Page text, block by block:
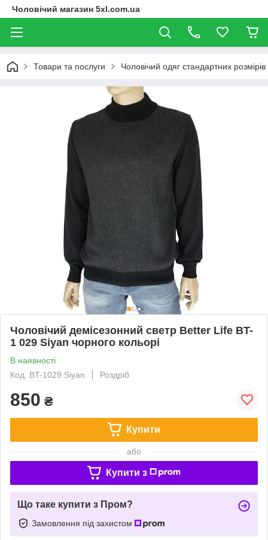
Чоловічий магазин 5xl.com.ua
Товари та послуги Чоловічий одяг стандартних розмірів
Чоловічий демісезонний светр Better Life BT-
1 029 Siyan чорного кольорі
В наявності
Код: BT-1029 Siyan
Роздріб
850 ₴
Купити
або
Купити з
Що таке купити з Пром?
Замовлення під захистом